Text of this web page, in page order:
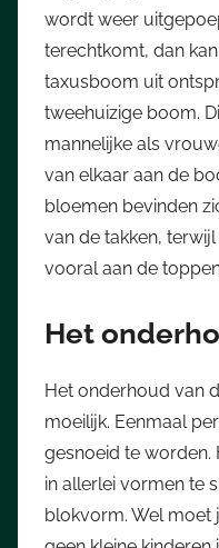
wordt weer
terechtkomt, dan
taxusboom uit
tweehuizige boom.
mannelijke als
van elkaar aan de
bloemen bevinden
van de takken,
vooral aan de
Het
Het onderhoud van
moeilijk. Eenmaal
gesnoeid te worden.
in allerlei vormen te
blokvorm. Wel moet